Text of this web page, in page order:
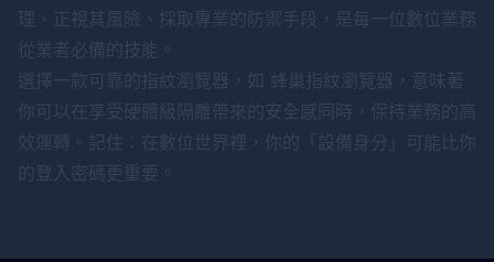
理、正視其風險、採取專業的防禦手段，是每一位數位業務
從業者必備的技能。
選擇一款可靠的指紋瀏覽器，如 蜂巢指紋瀏覽器 ，意味著
你可以在享受硬體級隔離帶來的安全感同時，保持業務的高
效運轉。記住：在數位世界裡，你的「設備身分」可能比你
的登入密碼更重要。